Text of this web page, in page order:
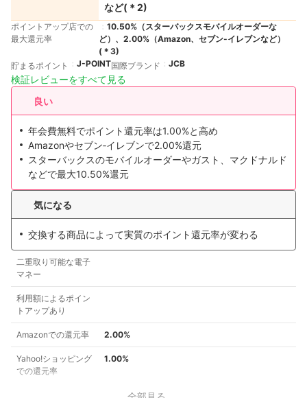
など(＊2)
ポイントアップ店での
最大還元率
10.50%（スターバックスモバイルオーダーな
ど）、2.00%（Amazon、セブン-イレブンなど）
(＊ 3)
貯まるポイント
J-POINT国際ブランド JCB
検証レビューをすべて見る
良い
年会費無料でポイント還元率は1.00%と高め
Amazonやセブン‐イレブンで2.00%還元
スターバックスのモバイルオーダーやガスト、マクドナルド
などで最大10.50%還元
気になる
交換する商品によって実質のポイント還元率が変わる
二重取り可能な電子
マネー
利用額によるポイン
トアップあり
Amazonでの還元率 2.00%
Yahoo!ショッピング
での還元率
1.00%